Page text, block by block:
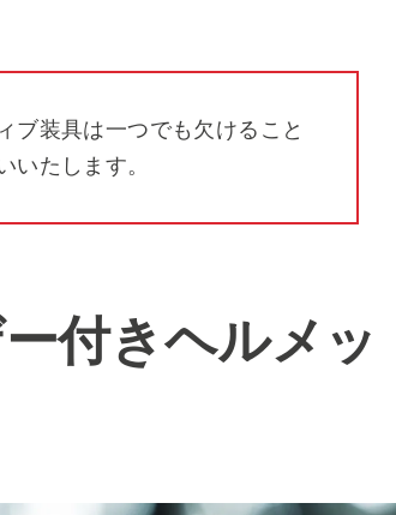
ブ装具は一つでも欠けること
いたします。
付きヘルメッ